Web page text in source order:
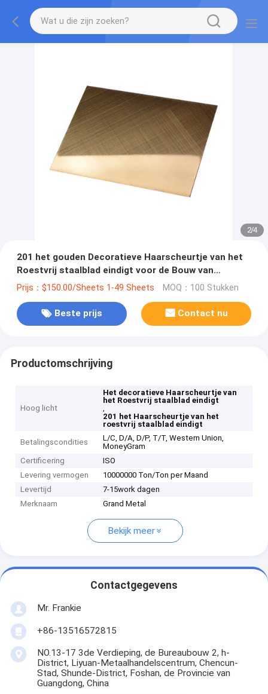
2/4
201 het gouden Decoratieve Haarscheurtje van het
Roestvrij staalblad eindigt voor de Bouw van
Decoratie
Prijs：$150.00/Sheets 1-49 Sheets MOQ：100 Stukken
Beste prijs Contact nu
Productomschrijving
Hoog licht
Het decoratieve Haarscheurtje van
het Roestvrij staalblad eindigt
,
201 het Haarscheurtje van het
roestvrij staalblad eindigt
Betalingscondities
L/C, D/A, D/P, T/T, Western Union,
MoneyGram
Certificering
ISO
Levering vermogen
10000000 Ton/Ton per Maand
Levertijd
7-15work dagen
Merknaam
Grand Metal
Bekijk meer
Contactgegevens
Mr. Frankie
+86-13516572815
NO.13-17 3de Verdieping, de Bureaubouw 2, h-
District, Liyuan-Metaalhandelscentrum, Chencun-
Stad, Shunde-District, Foshan, de Provincie van
Guangdong, China